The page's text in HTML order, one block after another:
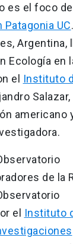
es el foco
Patagonia UC
Argentina,
Ecología en
el
Instituto
Salazar,
americano
de la
el
Instituto